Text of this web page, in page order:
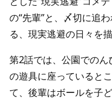
の“先輩”と、〆切に追
る、現実逃避の日々を描
第2話では、公園での
の遊具に座っていると
て、後輩はボールを子